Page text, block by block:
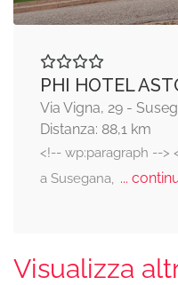
PHI HOTEL
Via Vigna, 29 -
Distanza: 88,1 km
<!-- wp:paragraph -->
a Susegana,
...
Visualizza